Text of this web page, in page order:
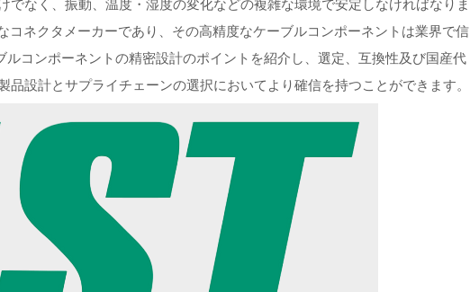
なく、振動、温度・湿度の変化などの複雑な環境で安定しなければなりま
ネクタメーカーであり、その高精度なケーブルコンポーネントは業界で信
コンポーネントの精密設計のポイントを紹介し、選定、互換性及び国産代
設計とサプライチェーンの選択においてより確信を持つことができます。